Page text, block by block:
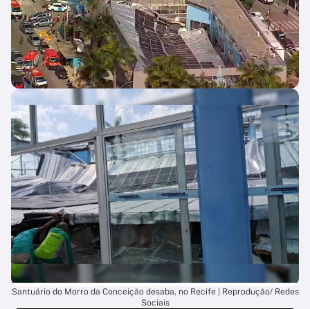
Santuário do Morro da Conceição desaba, no Recife | Reprodução/ Redes
Sociais